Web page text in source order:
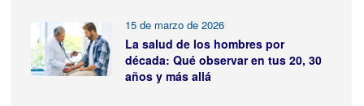
15 de marzo de 2026
La salud de los hombres por
década: Qué observar en tus 20, 30
años y más allá